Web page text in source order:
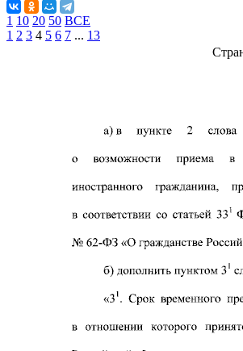
1 10 20 50 ВСЕ
1 2 3 4 5 6 7 ... 13